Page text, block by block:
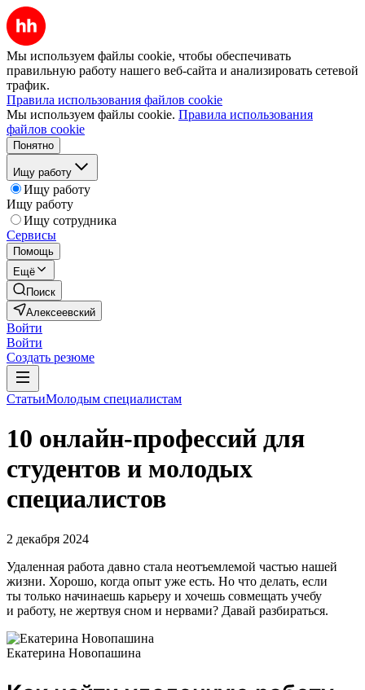
Мы используем файлы cookie, чтобы обеспечивать
правильную работу нашего веб-сайта и анализировать сетевой
трафик.
Правила использования файлов cookie
Мы используем файлы cookie. Правила использования
файлов cookie
Понятно
Ищу работу
Ищу работу
Ищу работу
Ищу сотрудника
Сервисы
Помощь
Ещё
Поиск
Алексеевский
Войти
Войти
Создать резюме
СтатьиМолодым специалистам
10 онлайн-профессий для
студентов и молодых
специалистов
2 декабря 2024
Удаленная работа давно стала неотъемлемой частью нашей
жизни. Хорошо, когда опыт уже есть. Но что делать, если
ты только начинаешь карьеру и хочешь совмещать учебу
и работу, не жертвуя сном и нервами? Давай разбираться.
Екатерина Новопашина